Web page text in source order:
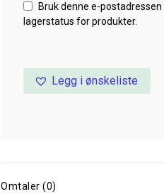
Bruk denne e-
lagerstatus for produkter.
Legg i ønskeliste
Omtaler (0)